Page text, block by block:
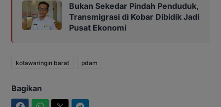
Bukan Sekedar Pindah Penduduk,
Transmigrasi di Kobar Dibidik Jadi
Pusat Ekonomi
kotawaringin barat pdam
Bagikan